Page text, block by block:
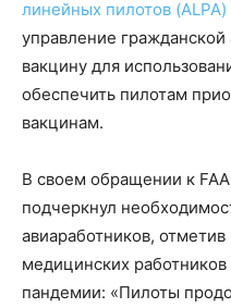
линейных пилотов (ALPA)
управление
вакцину для
обеспечить пилотам
вакцинам.
В своем обращении к
подчеркнул
авиаработников,
медицинских работников
пандемии: «Пилоты